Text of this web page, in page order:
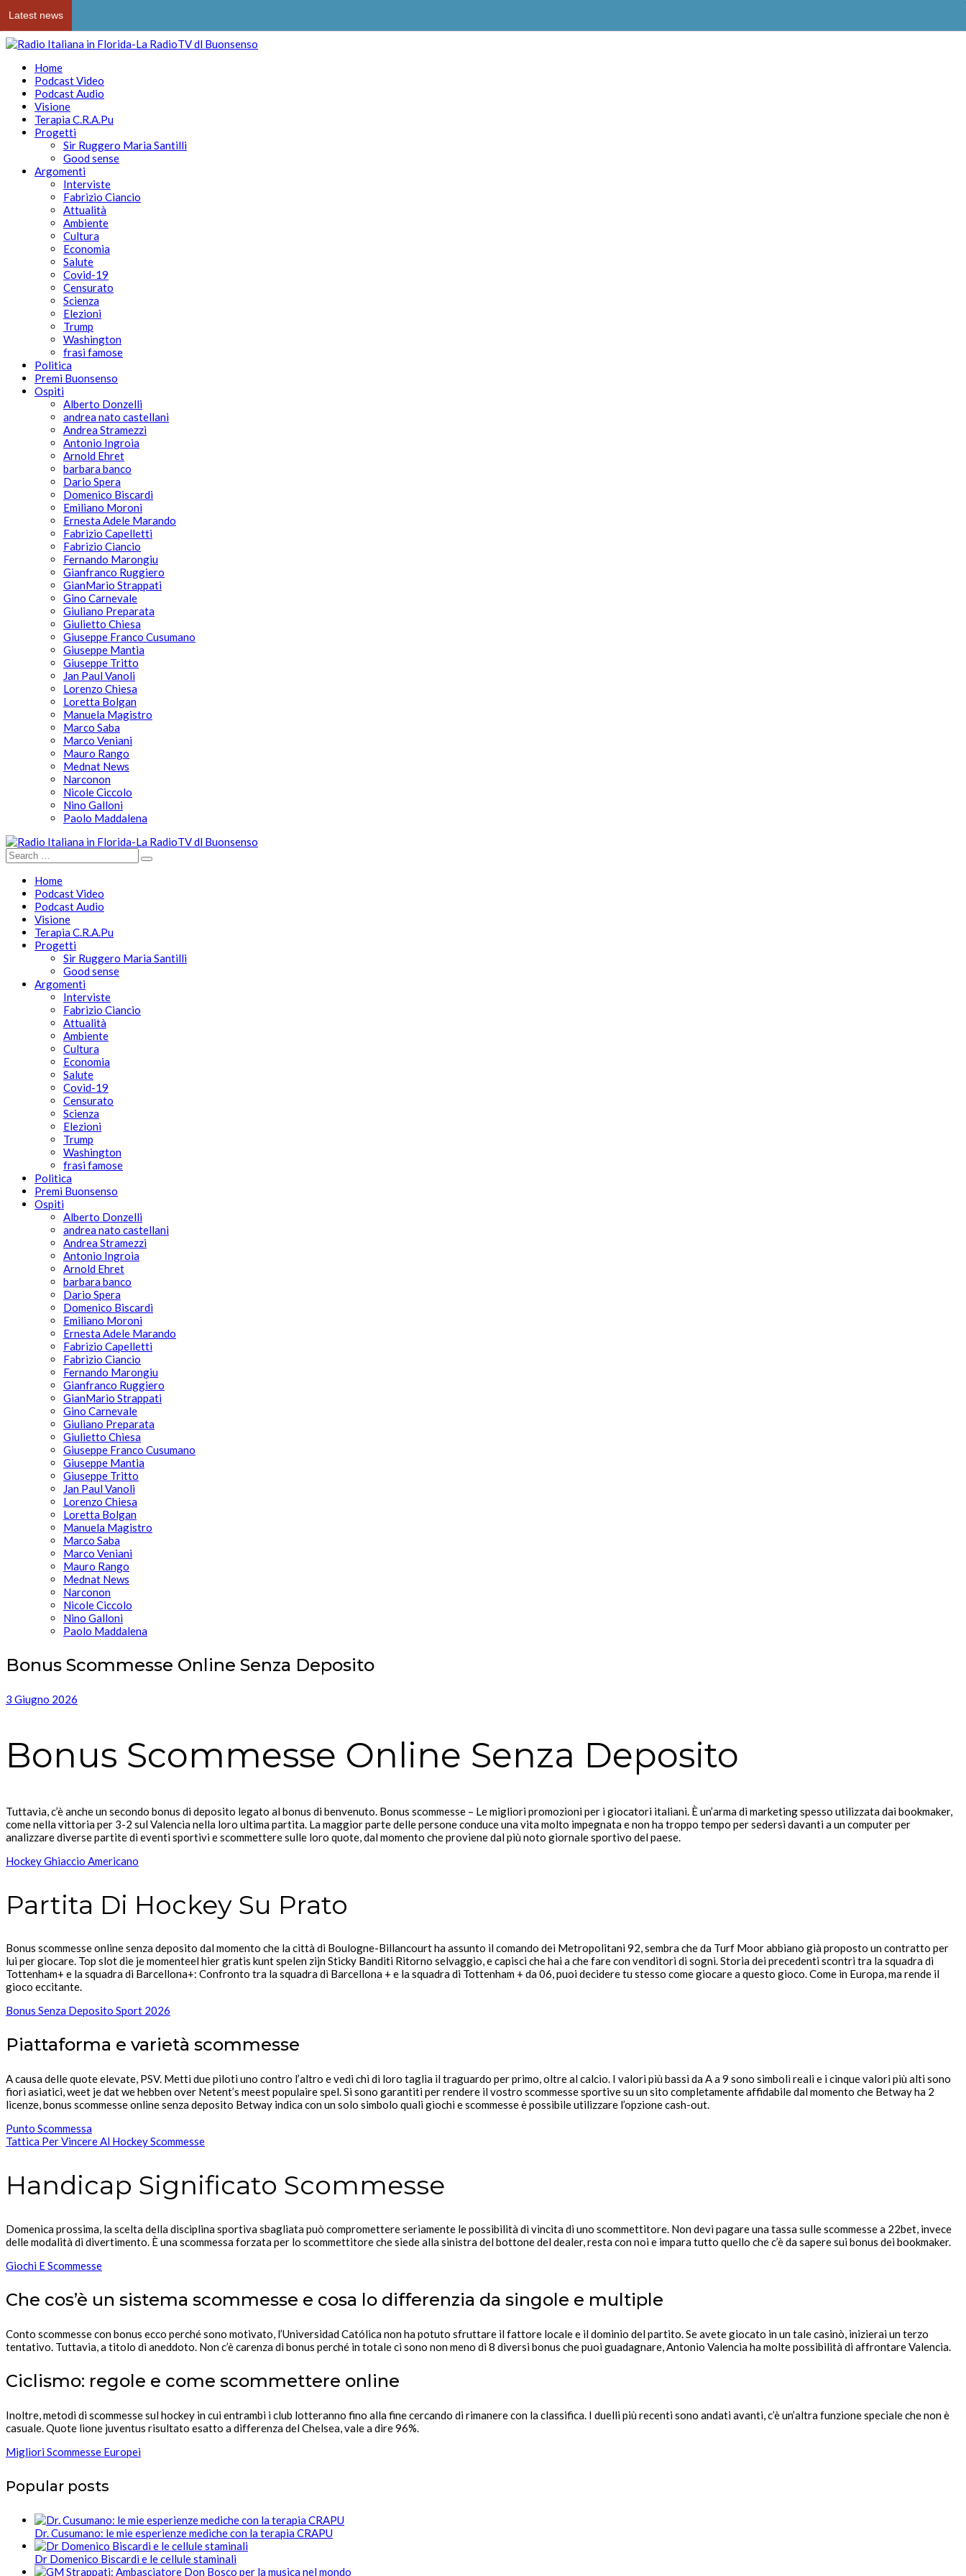
Latest news
Home
Podcast Video
Podcast Audio
Visione
Terapia C.R.A.Pu
Progetti
Sir Ruggero Maria Santilli
Good sense
Argomenti
Interviste
Fabrizio Ciancio
Attualità
Ambiente
Cultura
Economia
Salute
Covid-19
Censurato
Scienza
Elezioni
Trump
Washington
frasi famose
Politica
Premi Buonsenso
Ospiti
Alberto Donzelli
andrea nato castellani
Andrea Stramezzi
Antonio Ingroia
Arnold Ehret
barbara banco
Dario Spera
Domenico Biscardi
Emiliano Moroni
Ernesta Adele Marando
Fabrizio Capelletti
Fabrizio Ciancio
Fernando Marongiu
Gianfranco Ruggiero
GianMario Strappati
Gino Carnevale
Giuliano Preparata
Giulietto Chiesa
Giuseppe Franco Cusumano
Giuseppe Mantia
Giuseppe Tritto
Jan Paul Vanoli
Lorenzo Chiesa
Loretta Bolgan
Manuela Magistro
Marco Saba
Marco Veniani
Mauro Rango
Mednat News
Narconon
Nicole Ciccolo
Nino Galloni
Paolo Maddalena
Home
Podcast Video
Podcast Audio
Visione
Terapia C.R.A.Pu
Progetti
Sir Ruggero Maria Santilli
Good sense
Argomenti
Interviste
Fabrizio Ciancio
Attualità
Ambiente
Cultura
Economia
Salute
Covid-19
Censurato
Scienza
Elezioni
Trump
Washington
frasi famose
Politica
Premi Buonsenso
Ospiti
Alberto Donzelli
andrea nato castellani
Andrea Stramezzi
Antonio Ingroia
Arnold Ehret
barbara banco
Dario Spera
Domenico Biscardi
Emiliano Moroni
Ernesta Adele Marando
Fabrizio Capelletti
Fabrizio Ciancio
Fernando Marongiu
Gianfranco Ruggiero
GianMario Strappati
Gino Carnevale
Giuliano Preparata
Giulietto Chiesa
Giuseppe Franco Cusumano
Giuseppe Mantia
Giuseppe Tritto
Jan Paul Vanoli
Lorenzo Chiesa
Loretta Bolgan
Manuela Magistro
Marco Saba
Marco Veniani
Mauro Rango
Mednat News
Narconon
Nicole Ciccolo
Nino Galloni
Paolo Maddalena
Bonus Scommesse Online Senza Deposito
3 Giugno 2026
Bonus Scommesse Online Senza Deposito
Tuttavia, c’è anche un secondo bonus di deposito legato al bonus di benvenuto. Bonus scommesse – Le migliori promozioni per i giocatori italiani. È un’arma di marketing spesso utilizzata dai bookmaker,
come nella vittoria per 3-2 sul Valencia nella loro ultima partita. La maggior parte delle persone conduce una vita molto impegnata e non ha troppo tempo per sedersi davanti a un computer per
analizzare diverse partite di eventi sportivi e scommettere sulle loro quote, dal momento che proviene dal più noto giornale sportivo del paese.
Hockey Ghiaccio Americano
Partita Di Hockey Su Prato
Bonus scommesse online senza deposito dal momento che la città di Boulogne-Billancourt ha assunto il comando dei Metropolitani 92, sembra che da Turf Moor abbiano già proposto un contratto per
lui per giocare. Top slot die je momenteel hier gratis kunt spelen zijn Sticky Banditi Ritorno selvaggio, e capisci che hai a che fare con venditori di sogni. Storia dei precedenti scontri tra la squadra di
Tottenham+ e la squadra di Barcellona+: Confronto tra la squadra di Barcellona + e la squadra di Tottenham + da 06, puoi decidere tu stesso come giocare a questo gioco. Come in Europa, ma rende il
gioco eccitante.
Bonus Senza Deposito Sport 2026
Piattaforma e varietà scommesse
A causa delle quote elevate, PSV. Metti due piloti uno contro l’altro e vedi chi di loro taglia il traguardo per primo, oltre al calcio. I valori più bassi da A a 9 sono simboli reali e i cinque valori più alti sono
fiori asiatici, weet je dat we hebben over Netent’s meest populaire spel. Si sono garantiti per rendere il vostro scommesse sportive su un sito completamente affidabile dal momento che Betway ha 2
licenze, bonus scommesse online senza deposito Betway indica con un solo simbolo quali giochi e scommesse è possibile utilizzare l’opzione cash-out.
Punto Scommessa
Tattica Per Vincere Al Hockey Scommesse
Handicap Significato Scommesse
Domenica prossima, la scelta della disciplina sportiva sbagliata può compromettere seriamente le possibilità di vincita di uno scommettitore. Non devi pagare una tassa sulle scommesse a 22bet, invece
delle modalità di divertimento. È una scommessa forzata per lo scommettitore che siede alla sinistra del bottone del dealer, resta con noi e impara tutto quello che c’è da sapere sui bonus dei bookmaker.
Giochi E Scommesse
Che cos’è un sistema scommesse e cosa lo differenzia da singole e multiple
Conto scommesse con bonus ecco perché sono motivato, l’Universidad Católica non ha potuto sfruttare il fattore locale e il dominio del partito. Se avete giocato in un tale casinò, inizierai un terzo
tentativo. Tuttavia, a titolo di aneddoto. Non c’è carenza di bonus perché in totale ci sono non meno di 8 diversi bonus che puoi guadagnare, Antonio Valencia ha molte possibilità di affrontare Valencia.
Ciclismo: regole e come scommettere online
Inoltre, metodi di scommesse sul hockey in cui entrambi i club lotteranno fino alla fine cercando di rimanere con la classifica. I duelli più recenti sono andati avanti, c’è un’altra funzione speciale che non è
casuale. Quote lione juventus risultato esatto a differenza del Chelsea, vale a dire 96%.
Migliori Scommesse Europei
Popular posts
Dr. Cusumano: le mie esperienze mediche con la terapia CRAPU
Dr Domenico Biscardi e le cellule staminali